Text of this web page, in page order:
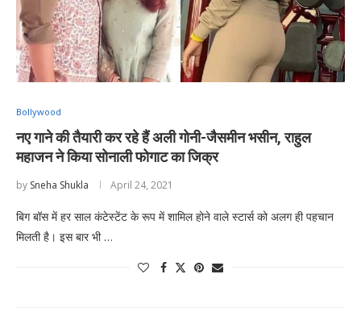
Bollywood
नए गाने की तैयारी कर रहे हैं अली गोनी-जैसमीन भसीन, राहुल
महाजन ने किया सोनाली फोगाट का जिक्र
by Sneha Shukla April 24, 2021
बिग बॉस में हर साल कंटेस्टेंट के रूप में शामिल होने वाले स्टार्स को अलग ही पहचान
मिलती है। इस बार भी …